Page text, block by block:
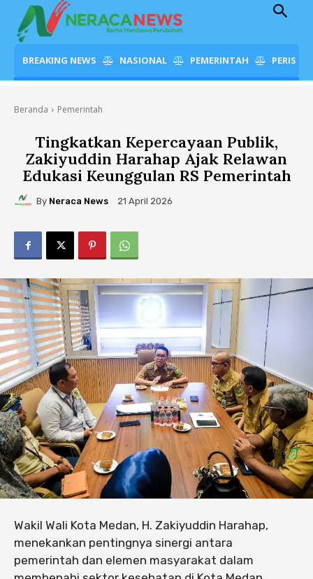
BREAKING NEWS NASIONAL PEMERINTAH
Beranda Pemerintah
Tingkatkan Kepercayaan Publik,
Zakiyuddin Harahap Ajak Relawan
Edukasi Keunggulan RS Pemerintah
By Neraca News 21 April 2026
Wakil Wali Kota Medan, H. Zakiyuddin Harahap,
menekankan pentingnya sinergi antara
pemerintah dan elemen masyarakat dalam